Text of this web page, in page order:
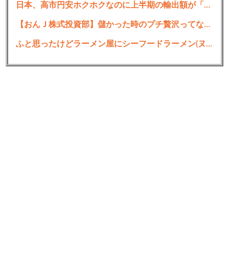
なんでや…あんなに楽しそうに羞恥心歌ってたやん
け…
日本、高市円安ホクホクなのに上半期の輸出額が「台湾と韓国」に抜かれるｗｗｗｗｗ
【おんＪ株式投資部】儲かった時のプチ贅沢ってなにしてる？株価と血圧は高い方が良い？！
ふと思ったけどラーメン屋にシーフードラーメン(ヌードル)って無いよな